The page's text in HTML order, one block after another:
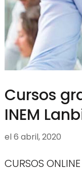
Cursos
INEM
el6 abril, 2020
CURSOS